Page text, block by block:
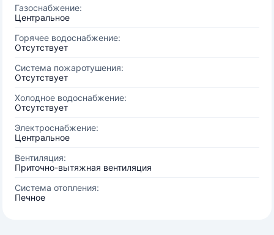
Газоснабжение:
Центральное
Горячее водоснабжение:
Отсутствует
Система пожаротушения:
Отсутствует
Холодное водоснабжение:
Отсутствует
Электроснабжение:
Центральное
Вентиляция:
Приточно-вытяжная вентиляция
Система отопления:
Печное